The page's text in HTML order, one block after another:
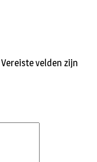
Vereiste velden zijn